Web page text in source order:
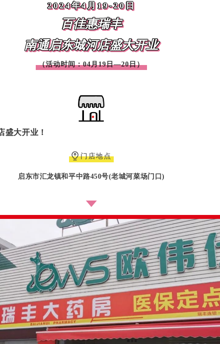
2024年4月19-20日
百佳惠瑞丰
南通启东城河店盛大开业
（活动时间：04月19日—20日）
盛大开业！
门店地点
启东市汇龙镇和平中路450号(老城河菜场门口)